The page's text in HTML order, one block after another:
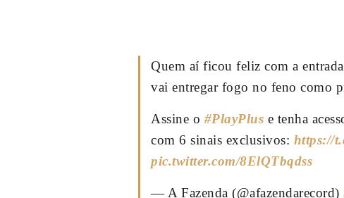
Quem aí ficou feliz com a
vai entregar fogo no feno como
Assine o #PlayPlus e tenha
com 6 sinais exclusivos: https://
pic.twitter.com/8ElQTbqdss
— A Fazenda (@afazendarecord)